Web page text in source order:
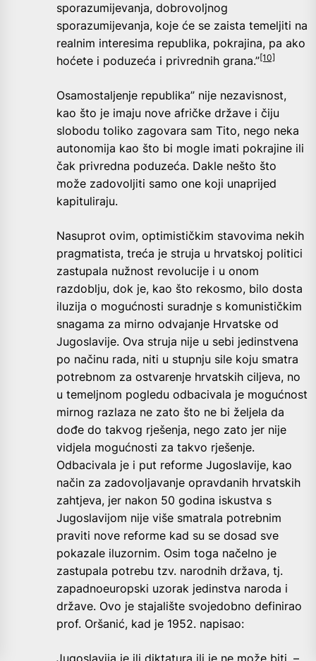
sporazumijevanja, dobrovoljnog
sporazumijevanja, koje će se zaista temeljiti na
realnim interesima republika, pokrajina, pa ako
hoćete i poduzeća i privrednih grana.”[10]
Osamostaljenje republika” nije nezavisnost,
kao što je imaju nove afričke države i čiju
slobodu toliko zagovara sam Tito, nego neka
autonomija kao što bi mogle imati pokrajine ili
čak privredna poduzeća. Dakle nešto što
može zadovoljiti samo one koji unaprijed
kapituliraju.
Nasuprot ovim, optimističkim stavovima nekih
pragmatista, treća je struja u hrvatskoj politici
zastupala nužnost revolucije i u onom
razdoblju, dok je, kao što rekosmo, bilo dosta
iluzija o mogućnosti suradnje s komunističkim
snagama za mirno odvajanje Hrvatske od
Jugoslavije. Ova struja nije u sebi jedinstvena
po načinu rada, niti u stupnju sile koju smatra
potrebnom za ostvarenje hrvatskih ciljeva, no
u temeljnom pogledu odbacivala je mogućnost
mirnog razlaza ne zato što ne bi željela da
dođe do takvog rješenja, nego zato jer nije
vidjela mogućnosti za takvo rješenje.
Odbacivala je i put reforme Jugoslavije, kao
način za zadovoljavanje opravdanih hrvatskih
zahtjeva, jer nakon 50 godina iskustva s
Jugoslavijom nije više smatrala potrebnim
praviti nove reforme kad su se dosad sve
pokazale iluzornim. Osim toga načelno je
zastupala potrebu tzv. narodnih država, tj.
zapadnoeuropski uzorak jedinstva naroda i
države. Ovo je stajalište svojedobno definirao
prof. Oršanić, kad je 1952. napisao: